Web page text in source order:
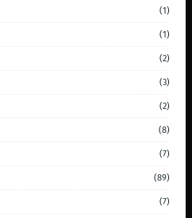
(1)
(1)
(2)
(3)
(2)
(8)
(7)
(89)
(7)